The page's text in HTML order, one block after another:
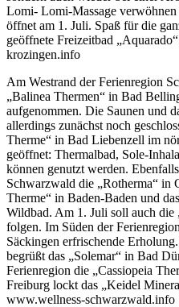
Lomi- Lomi-Massage verwöhnen
öffnet am 1. Juli. Spaß für die
geöffnete Freizeitbad
krozingen.info
Am Westrand der Ferienregion
„Balinea Thermen“ in Bad
aufgenommen. Die Saunen und
allerdings zunächst noch
Therme“ in Bad Liebenzell im
geöffnet: Thermalbad, Sole-
können genutzt werden.
Schwarzwald die „Rotherma“ in
Therme“ in Baden-Baden und
Wildbad. Am 1. Juli soll auch die
folgen. Im Süden der
Säckingen erfrischende
begrüßt das „Solemar“ in Bad
Ferienregion die „Cassiopeia
Freiburg lockt das „Keidel
www.wellness-schwarzwald.info